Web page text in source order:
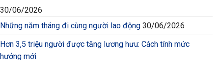
30/06/2026
Những năm tháng đi cùng người lao động 30/06/2026
Hơn 3,5 triệu người được tăng lương hưu: Cách tính mức
hưởng mới